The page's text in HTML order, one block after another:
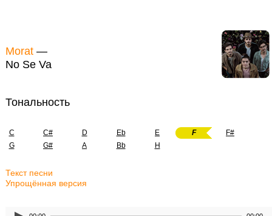
Morat —
No Se Va
Тональность
C C# D Eb E F
F#
G
G# A Bb H
Текст песни
Упрощённая версия